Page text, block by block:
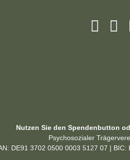
Nutzen Sie den Spendenbutton
Psychosozialer
DE91 3702 0500 0003 5127 07 | BIC: